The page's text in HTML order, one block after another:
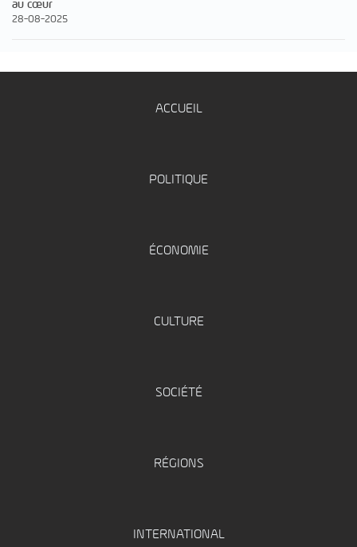
au cœur
28-08-2025
ACCUEIL
POLITIQUE
ÉCONOMIE
CULTURE
SOCIÉTÉ
RÉGIONS
INTERNATIONAL